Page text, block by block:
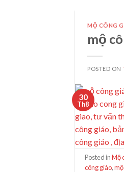
MỘ CÔNG
mộ
POSTED ON
30
Th8
Posted inMộ
công giáo,